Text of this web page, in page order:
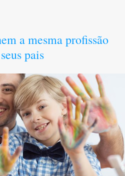
a mesma profissão
pais